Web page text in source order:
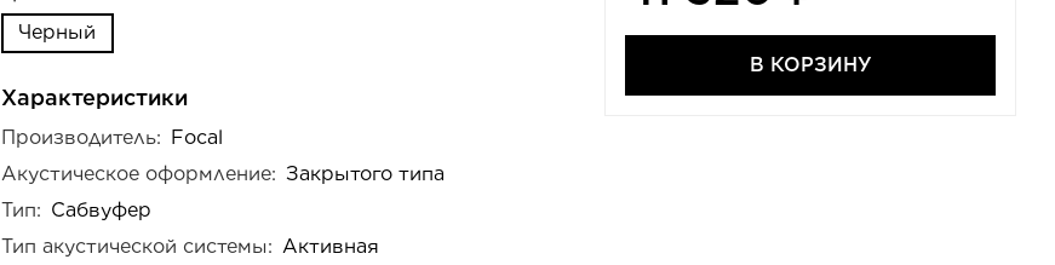
Черный
Характеристики
Производитель: Focal
Акустическое оформление: Закрытого типа
Тип: Сабвуфер
Тип акустической системы: Активная
В КОРЗИНУ